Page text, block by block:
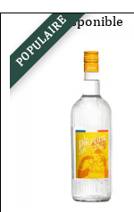
POPULAIREDisponible